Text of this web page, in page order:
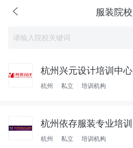
服装院校
杭州兴元设计培训中心
杭州 私立 培训机构
杭州依存服装专业培训
杭州 私立 培训机构